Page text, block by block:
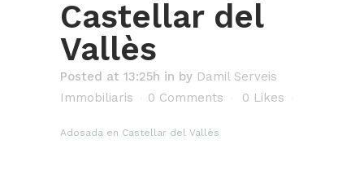
Castellar del
Vallès
Posted at 13:25h in by Damil Serveis
Immobiliaris
0 Comments 0 Likes
Adosada en Castellar del Vallès